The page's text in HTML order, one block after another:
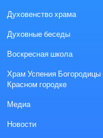
Духовенство храма
Духовные беседы
Воскресная школа
Храм Успения Богородицы
Красном городке
Медиа
Новости